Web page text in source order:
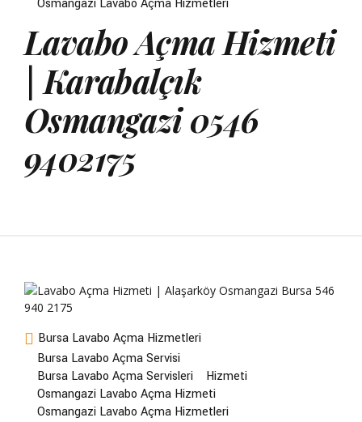
Osmangazi Lavabo Açma Hizmetleri
Lavabo Açma Hizmeti
| Karabalçık
Osmangazi 0546
9402175
Bursa Lavabo Açma Hizmetleri
Bursa Lavabo Açma Servisi
Bursa Lavabo Açma Servisleri
Hizmeti
Osmangazi Lavabo Açma Hizmeti
Osmangazi Lavabo Açma Hizmetleri